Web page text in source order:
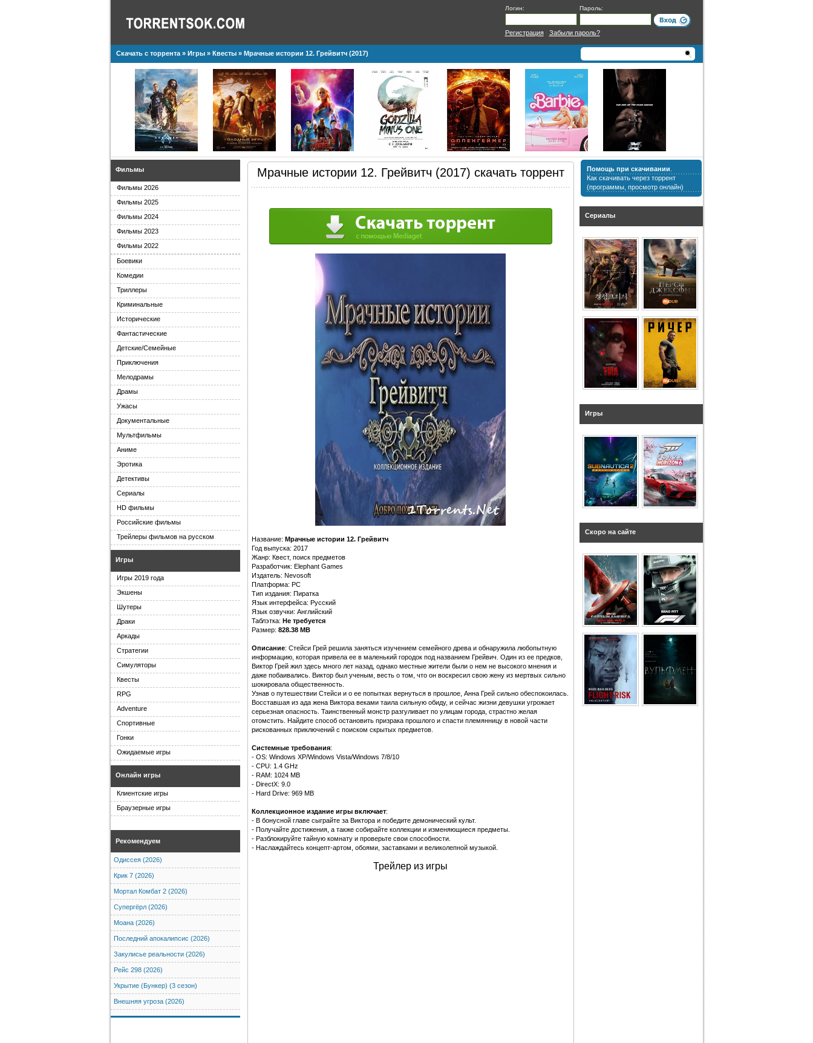
Логин: Пароль:
Регистрация| Забыли пароль?
Скачать с торрента» Игры» Квесты» Мрачные истории 12. Грейвитч (2017)
Помощь при скачивании
Как скачивать через торрент
(программы, просмотр онлайн)
Сериалы
Игры
Скоро на сайте
Мрачные истории 12. Грейвитч (2017) скачать торрент
Название: Мрачные истории 12. Грейвитч
Год выпуска: 2017
Жанр: Квест, поиск предметов
Разработчик: Elephant Games
Издатель: Nevosoft
Платформа: PC
Тип издания: Пиратка
Язык интерфейса: Русский
Язык озвучки: Английский
Таблэтка: Не требуется
Размер: 828.38 MB
Описание: Стейси Грей решила заняться изучением семейного древа и обнаружила любопытную
информацию, которая привела ее в маленький городок под названием Грейвич. Один из ее предков,
Виктор Грей жил здесь много лет назад, однако местные жители были о нем не высокого мнения и
даже побаивались. Виктор был ученым, весть о том, что он воскресил свою жену из мертвых сильно
шокировала общественность.
Узнав о путешествии Стейси и о ее попытках вернуться в прошлое, Анна Грей сильно обеспокоилась.
Восставшая из ада жена Виктора веками таила сильную обиду, и сейчас жизни девушки угрожает
серьезная опасность. Таинственный монстр разгуливает по улицам города, страстно желая
отомстить. Найдите способ остановить призрака прошлого и спасти племянницу в новой части
рискованных приключений с поиском скрытых предметов.
Системные требования:
- OS: Windows XP/Windows Vista/Windows 7/8/10
- CPU: 1.4 GHz
- RAM: 1024 MB
- DirectX: 9.0
- Hard Drive: 969 MB
Коллекционное издание игры включает:
- В бонусной главе сыграйте за Виктора и победите демонический культ.
- Получайте достижения, а также собирайте коллекции и изменяющиеся предметы.
- Разблокируйте тайную комнату и проверьте свои способности.
- Наслаждайтесь концепт-артом, обоями, заставками и великолепной музыкой.
Трейлер из игры
Фильмы
Фильмы 2026
Фильмы 2025
Фильмы 2024
Фильмы 2023
Фильмы 2022
Боевики
Комедии
Триллеры
Криминальные
Исторические
Фантастические
Детские/Семейные
Приключения
Мелодрамы
Драмы
Ужасы
Документальные
Мультфильмы
Аниме
Эротика
Детективы
Сериалы
HD фильмы
Российские фильмы
Трейлеры фильмов на русском
Игры
Игры 2019 года
Экшены
Шутеры
Драки
Аркады
Стратегии
Симуляторы
Квесты
RPG
Adventure
Спортивные
Гонки
Ожидаемые игры
Онлайн игры
Клиентские игры
Браузерные игры
Рекомендуем
Одиссея (2026)
Крик 7 (2026)
Мортал Комбат 2 (2026)
Супергёрл (2026)
Моана (2026)
Последний апокалипсис (2026)
Закулисье реальности (2026)
Рейс 298 (2026)
Укрытие (Бункер) (3 сезон)
Внешняя угроза (2026)